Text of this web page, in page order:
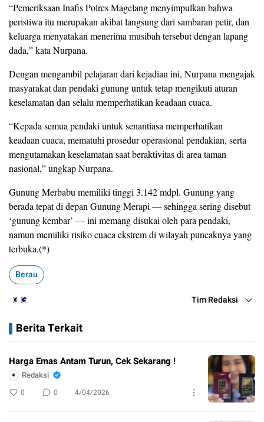
“Pemeriksaan Inafis Polres Magelang menyimpulkan bahwa
peristiwa itu merupakan akibat langsung dari sambaran petir, dan
keluarga menyatakan menerima musibah tersebut dengan lapang
dada,” kata Nurpana.
Dengan mengambil pelajaran dari kejadian ini, Nurpana mengajak
masyarakat dan pendaki gunung untuk tetap mengikuti aturan
keselamatan dan selalu memperhatikan keadaan cuaca.
“Kepada semua pendaki untuk senantiasa memperhatikan
keadaan cuaca, mematuhi prosedur operasional pendakian, serta
mengutamakan keselamatan saat beraktivitas di area taman
nasional,” ungkap Nurpana.
Gunung Merbabu memiliki tinggi 3.142 mdpl. Gunung yang
berada tepat di depan Gunung Merapi — sehingga sering disebut
‘gunung kembar’ — ini memang disukai oleh para pendaki,
namun memiliki risiko cuaca ekstrem di wilayah puncaknya yang
terbuka.(*)
Berau
Tim Redaksi
Berita Terkait
Harga Emas Antam Turun, Cek Sekarang !
Redaksi
0 0 4/04/2026